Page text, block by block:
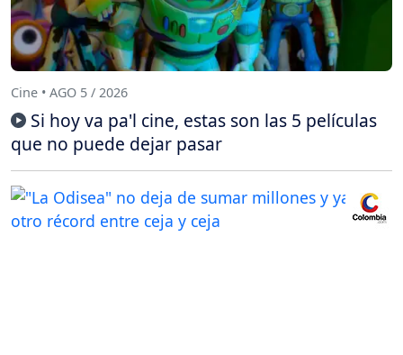
Cine • AGO 5 / 2026
Si hoy va pa'l cine, estas son las 5 películas
que no puede dejar pasar